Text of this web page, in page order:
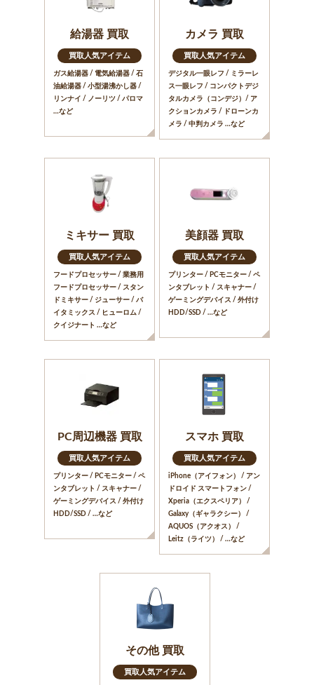
給湯器 買取
買取人気アイテム
ガス給湯器 / 電気給湯器 / 石
油給湯器 / 小型湯沸かし器 /
リンナイ / ノーリツ / パロマ
…など
カメラ 買取
買取人気アイテム
デジタル一眼レフ / ミラーレ
ス一眼レフ / コンパクトデジ
タルカメラ（コンデジ）/ ア
クションカメラ / ドローンカ
メラ / 中判カメラ …など
ミキサー 買取
買取人気アイテム
フードプロセッサー / 業務用
フードプロセッサー / スタン
ドミキサー / ジューサー / バ
イタミックス / ヒューロム /
クイジナート …など
美顔器 買取
買取人気アイテム
プリンター / PCモニター / ペ
ンタブレット / スキャナー /
ゲーミングデバイス / 外付け
HDD/SSD / …など
PC周辺機器 買取
買取人気アイテム
プリンター / PCモニター / ペ
ンタブレット / スキャナー /
ゲーミングデバイス / 外付け
HDD/SSD / …など
スマホ 買取
買取人気アイテム
iPhone（アイフォン） / アン
ドロイド スマートフォン /
Xperia（エクスペリア） /
Galaxy（ギャラクシー） /
AQUOS（アクオス） /
Leitz（ライツ） / …など
その他 買取
買取人気アイテム